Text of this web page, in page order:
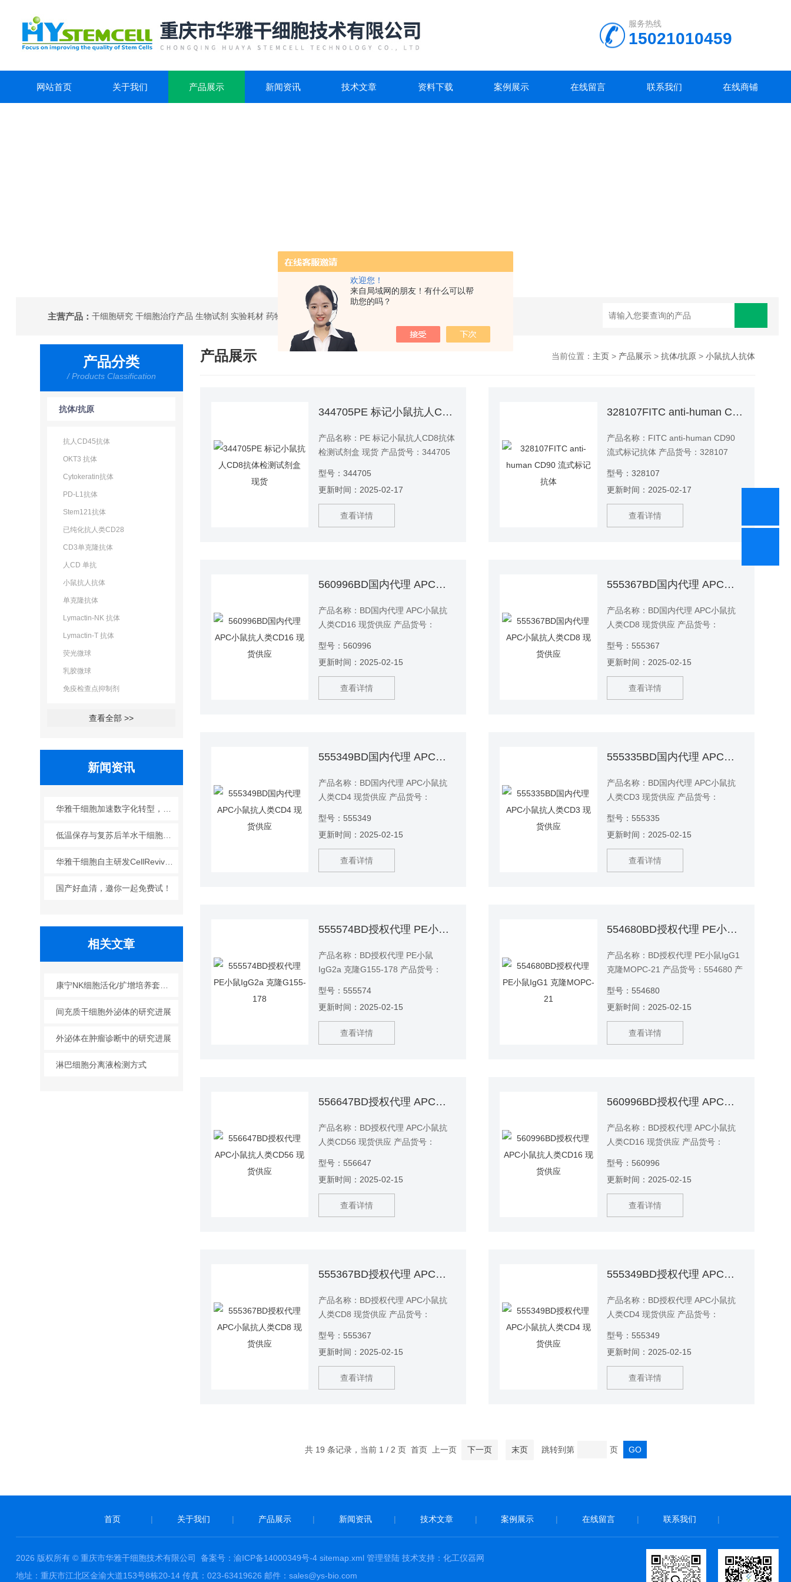
欢迎您！
来自局域网的朋友！有什么可以帮
助您的吗？
服务热线
15021010459
网站首页 关于我们 产品展示 新闻资讯 技术文章 资料下载 案例展示 在线留言 联系我们 在线商铺
主营产品：干细胞研究 干细胞治疗产品 生物试剂 实验耗材 药物研发
产品分类
/ Products Classification
抗体/抗原
抗人CD45抗体
OKT3 抗体
Cytokeratin抗体
PD-L1抗体
Stem121抗体
已纯化抗人类CD28
CD3单克隆抗体
人CD 单抗
小鼠抗人抗体
单克隆抗体
Lymactin-NK 抗体
Lymactin-T 抗体
荧光微球
乳胶微球
免疫检查点抑制剂
查看全部 >>
新闻资讯
低温保存与复苏后羊水干细胞培养基的选择要点：维持细胞活性的关键因素
华雅干细胞自主研发CellRevive Supplement细胞急救万能添加剂正式开售
国产好血清，邀你一起免费试！
相关文章
间充质干细胞外泌体的研究进展
外泌体在肿瘤诊断中的研究进展
淋巴细胞分离液检测方式
产品展示 当前位置： 主页> 产品展示> 抗体/抗原> 小鼠抗人抗体
344705PE 标记小鼠抗人CD8抗体检测试剂盒 现货
产品名称：PE 标记小鼠抗人CD8抗体
检测试剂盒 现货 产品货号：344705
型号：344705
更新时间：2025-02-17
查看详情
328107FITC anti-human CD90 流式标记抗体
产品名称：FITC anti-human CD90
流式标记抗体 产品货号：328107
型号：328107
更新时间：2025-02-17
查看详情
560996BD国内代理 APC小鼠抗人类CD16 现货供应
产品名称：BD国内代理 APC小鼠抗
人类CD16 现货供应 产品货号：
与人NK细胞相关抗原IgG Fc受体
（FcγRIII）的50-65 kDa跨膜形式特
细胞和粒细胞上表达。
型号：560996
更新时间：2025-02-15
查看详情
555367BD国内代理 APC小鼠抗人类CD8 现货供应
产品名称：BD国内代理 APC小鼠抗
人类CD8 现货供应 产品货号：
体与CD8α（CD8α）特异性结合。
CD8α是I型跨膜糖蛋白，是免疫球蛋
细胞，αβT细胞和γδT细胞亚群以及某
型号：555367
更新时间：2025-02-15
查看详情
555349BD国内代理 APC小鼠抗人类CD4 现货供应
产品名称：BD国内代理 APC小鼠抗
人类CD4 现货供应 产品货号：
体与CD4特异性结合，CD4是在T辅
助/诱导细胞群上表达的59 kDa单链跨
群上，并在单核细胞和巨噬细胞上较
型号：555349
更新时间：2025-02-15
查看详情
555335BD国内代理 APC小鼠抗人类CD3 现货供应
产品名称：BD国内代理 APC小鼠抗
人类CD3 现货供应 产品货号：
体与CD3 / T细胞抗原受体复合物的
20kDa亚基人CD3ε链特异性结合。
细胞和60-85％的胸腺细胞中表达。
型号：555335
更新时间：2025-02-15
查看详情
555574BD授权代理 PE小鼠IgG2a 克隆G155-178
产品名称：BD授权代理 PE小鼠
IgG2a 克隆G155-178 产品货号：
特异性未知。在没有特异性结合的情
况下，该抗体可以非特异性结合免疫
型号：555574
更新时间：2025-02-15
查看详情
554680BD授权代理 PE小鼠IgG1 克隆MOPC-21
产品名称：BD授权代理 PE小鼠IgG1
克隆MOPC-21 产品货号：554680 产
小鼠骨髓瘤蛋白。在筛选各种小鼠和
人类组织的低本底后，选择MOPC-21
型号：554680
更新时间：2025-02-15
查看详情
556647BD授权代理 APC小鼠抗人类CD56 现货供应
产品名称：BD授权代理 APC小鼠抗
人类CD56 现货供应 产品货号：
识别人源形式的220/135 kDa严重糖
基化抗原CD56，该CD56在外周血大
细胞显示出自然的杀伤细胞活性，但
型号：556647
更新时间：2025-02-15
查看详情
560996BD授权代理 APC小鼠抗人类CD16 现货供应
产品名称：BD授权代理 APC小鼠抗
人类CD16 现货供应 产品货号：
与人NK细胞相关抗原IgG Fc受体
（FcγRIII）的50-65 kDa跨膜形式特
细胞和粒细胞上表达。报告表明CD16
型号：560996
更新时间：2025-02-15
查看详情
555367BD授权代理 APC小鼠抗人类CD8 现货供应
产品名称：BD授权代理 APC小鼠抗
人类CD8 现货供应 产品货号：
体与CD8α（CD8α）特异性结合。
CD8α是I型跨膜糖蛋白，是免疫球蛋
细胞，αβT细胞和γδT细胞亚群以及某
型号：555367
更新时间：2025-02-15
查看详情
555349BD授权代理 APC小鼠抗人类CD4 现货供应
产品名称：BD授权代理 APC小鼠抗
人类CD4 现货供应 产品货号：
体与CD4特异性结合，CD4是在T辅
助/诱导细胞群上表达的59 kDa单链跨
群上，并在单核细胞和巨噬细胞上较
型号：555349
更新时间：2025-02-15
查看详情
共 19 条记录，当前 1 / 2 页 首页 上一页 下一页 末页 跳转到第 页
首页 | 关于我们 | 产品展示 | 新闻资讯 | 技术文章 | 案例展示 | 在线留言 | 联系我们 |
2026 版权所有 © 重庆市华雅干细胞技术有限公司 备案号：渝ICP备14000349号-4 sitemap.xml 管理登陆 技术支持： 化工仪器网
地址：重庆市江北区金渝大道153号8栋20-14 传真：023-63419626 邮件：sales@ys-bio.com